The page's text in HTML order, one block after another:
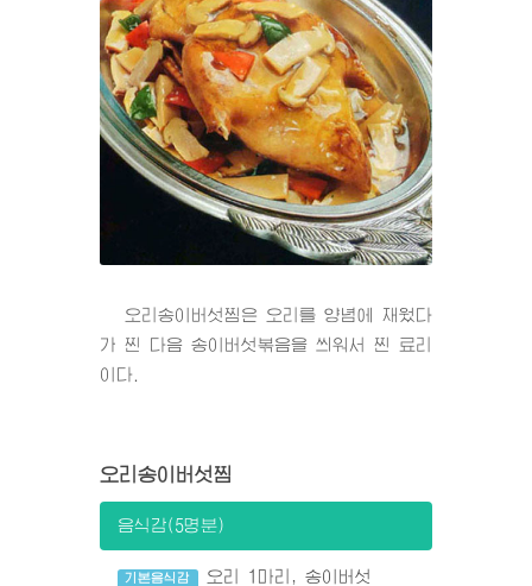
오리송이버섯찜은 오리를 양념에 재웠다
가 찐 다음 송이버섯볶음을 씌워서 찐 료리
이다.
오리송이버섯찜
음식감(5명분)
기본음식감
오리 1마리, 송이버섯